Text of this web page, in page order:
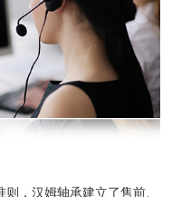
则，汉姆轴承建立了售前、